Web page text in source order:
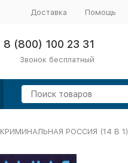
Доставка Помощь
8 (800) 100 23 31
Звонок бесплатный
КРИМИНАЛЬНАЯ РОССИЯ (14 В 1)